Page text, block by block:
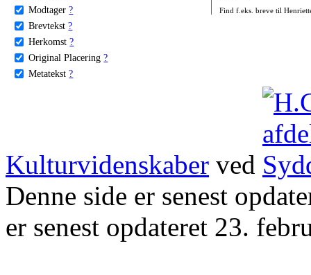
Modtager ?
Brevtekst ?
Herkomst ?
Original Placering ?
Metatekst ?
Find f.eks. breve til
Kulturvidenskaber ved
Denne side er senest
er senest opdateret 23.